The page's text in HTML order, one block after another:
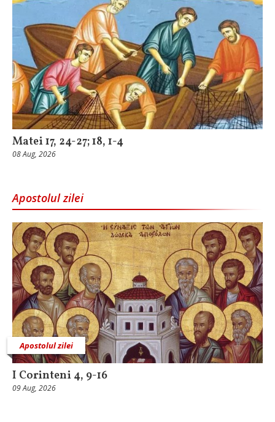
Matei 17, 24-27; 18, 1-4
08 Aug, 2026
Apostolul zilei
Apostolul zilei
I Corinteni 4, 9-16
09 Aug, 2026